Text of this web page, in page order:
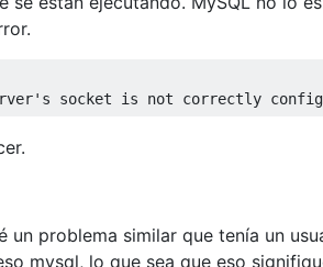
's socket is not correctly
un problema similar que tenía un
mysql, lo que sea que eso